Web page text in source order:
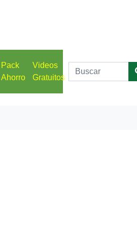
Pack
Ahorro
Videos
Gratuitos